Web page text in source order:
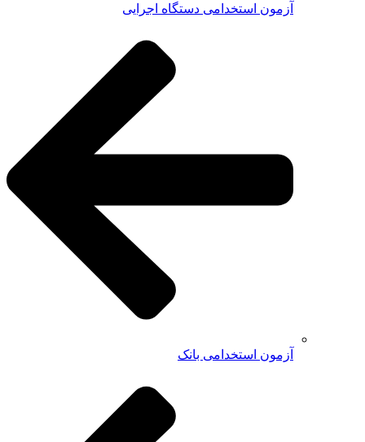
آزمون استخدامی دستگاه اجرایی
آزمون استخدامی بانک